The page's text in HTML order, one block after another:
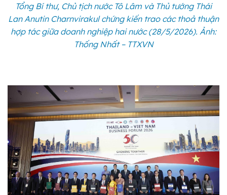
Tổng Bí thư, Chủ tịch nước Tô Lâm và Thủ tướng Thái
Lan Anutin Charnvirakul chứng kiến trao các thoả thuận
hợp tác giữa doanh nghiệp hai nước (28/5/2026). Ảnh:
Thống Nhất – TTXVN